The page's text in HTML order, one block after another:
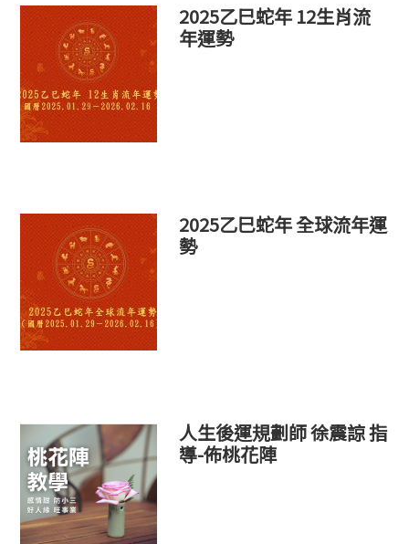
2025乙巳蛇年 12生肖流
年運勢
2025乙巳蛇年 全球流年運
勢
人生後運規劃師 徐震諒 指
導-佈桃花陣